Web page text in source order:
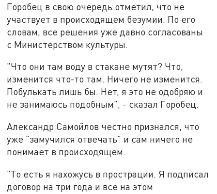
Горобец в свою очередь отметил, что не
участвует в происходящем безумии. По его
словам, все решения уже давно согласованы
с Министерством культуры.
"Что они там воду в стакане мутят? Что,
изменится что-то там. Ничего не изменится.
Побулькать лишь бы. Нет, я это не одобряю и
не занимаюсь подобным", - сказал Горобец.
Александр Самойлов честно признался, что
уже "замучился отвечать" и сам ничего не
понимает в происходящем.
"То есть я нахожусь в прострации. Я подписал
договор на три года и все на этом